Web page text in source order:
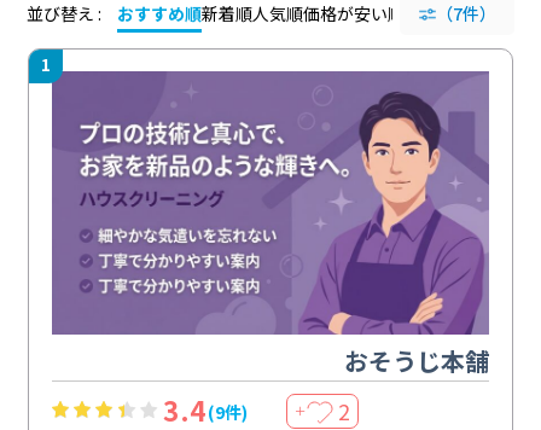
並び替え :
おすすめ順新着順人気順価格が安い順 評価が高い順
（7件）
1
おそうじ本舗
3.4(9件) ＋ 2